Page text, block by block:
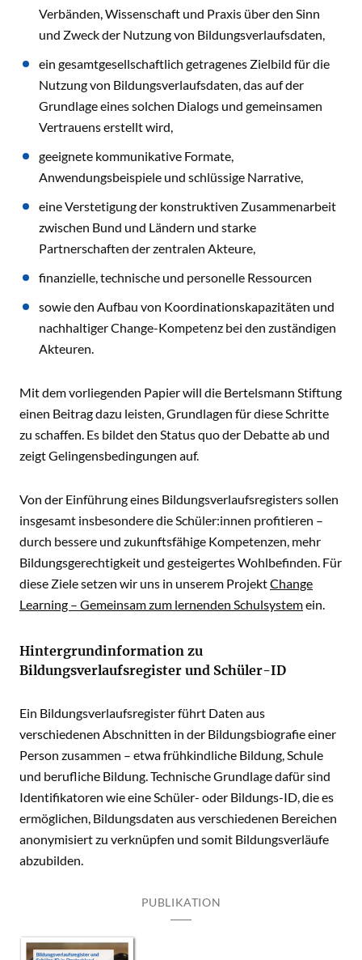
Verbänden, Wissenschaft und Praxis über den Sinn
und Zweck der Nutzung von Bildungsverlaufsdaten,
ein gesamtgesellschaftlich getragenes Zielbild für die
Nutzung von Bildungsverlaufsdaten, das auf der
Grundlage eines solchen Dialogs und gemeinsamen
Vertrauens erstellt wird,
geeignete kommunikative Formate,
Anwendungsbeispiele und schlüssige Narrative,
eine Verstetigung der konstruktiven Zusammenarbeit
zwischen Bund und Ländern und starke
Partnerschaften der zentralen Akteure,
finanzielle, technische und personelle Ressourcen
sowie den Aufbau von Koordinationskapazitäten und
nachhaltiger Change-Kompetenz bei den zuständigen
Akteuren.
Mit dem vorliegenden Papier will die Bertelsmann Stiftung
einen Beitrag dazu leisten, Grundlagen für diese Schritte
zu schaffen. Es bildet den Status quo der Debatte ab und
zeigt Gelingensbedingungen auf.
Von der Einführung eines Bildungsverlaufsregisters sollen
insgesamt insbesondere die Schüler:innen profitieren –
durch bessere und zukunftsfähige Kompetenzen, mehr
Bildungsgerechtigkeit und gesteigertes Wohlbefinden. Für
diese Ziele setzen wir uns in unserem ProjektChange
Learning – Gemeinsam zum lernenden Schulsystemein.
Hintergrundinformation zu
Bildungsverlaufsregister und Schüler-ID
Ein Bildungsverlaufsregister führt Daten aus
verschiedenen Abschnitten in der Bildungsbiografie einer
Person zusammen – etwa frühkindliche Bildung, Schule
und berufliche Bildung. Technische Grundlage dafür sind
Identifikatoren wie eine Schüler- oder Bildungs-ID, die es
ermöglichen, Bildungsdaten aus verschiedenen Bereichen
anonymisiert zu verknüpfen und somit Bildungsverläufe
abzubilden.
PUBLIKATION